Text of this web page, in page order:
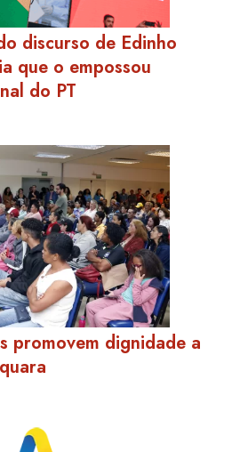
discurso de Edinho
que o empossou
do PT
promovem dignidade a